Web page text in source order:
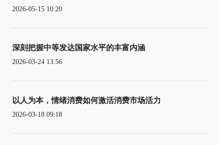
2026-05-15 10:20
深刻把握中等发达国家水平的丰富内涵
2026-03-24 13:56
以人为本，情绪消费如何激活消费市场活力
2026-03-18 09:18